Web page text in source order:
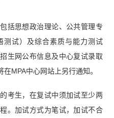
括思想政治理论、公共管理专
测试）及综合素质与能力测试
生网公布信息及中心复试录取
MPA中心网站上另行通知。
考生，在复试中须加试至少两
。加试方式为笔试，加试不合